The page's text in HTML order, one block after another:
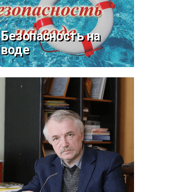
Безопасность на
воде